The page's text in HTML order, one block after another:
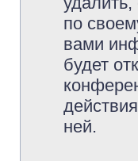
по
вами
будет
ней.